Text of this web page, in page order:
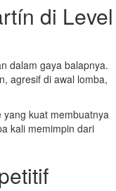
di Level
dalam gaya balapnya.
agresif di awal lomba,
kuat membuatnya
kali memimpin dari